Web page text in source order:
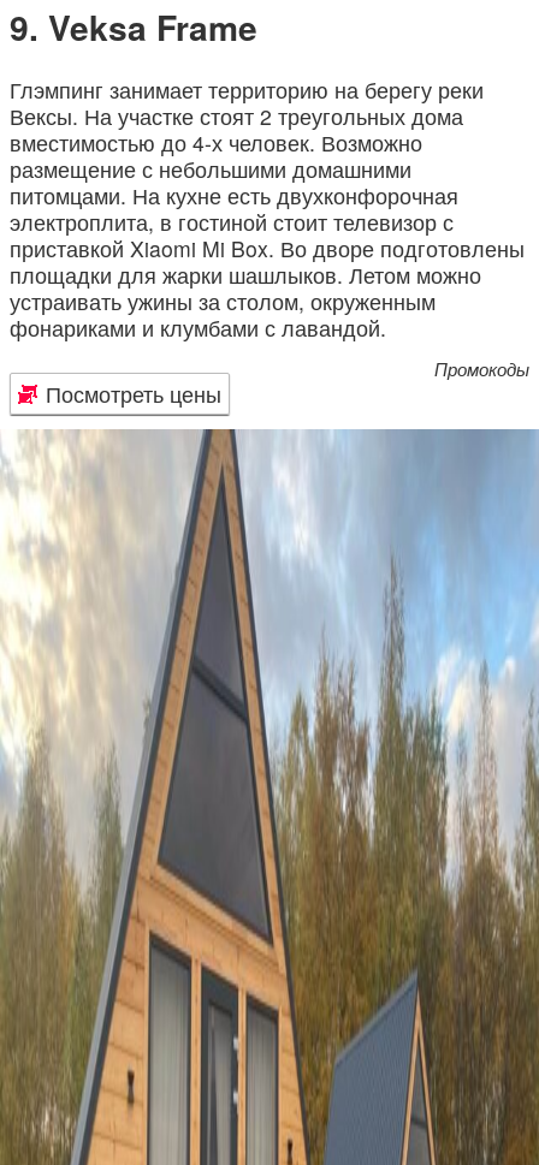
Veksa Frame
Глэмпинг занимает территорию на берегу реки
Вексы. На участке стоят 2 треугольных дома
вместимостью до 4-х человек. Возможно
размещение с небольшими домашними
питомцами. На кухне есть двухконфорочная
электроплита, в гостиной стоит телевизор с
приставкой Xiaomi Mi Box. Во дворе подготовлены
площадки для жарки шашлыков. Летом можно
устраивать ужины за столом, окруженным
фонариками и клумбами с лавандой.
Посмотреть цены
Промокоды